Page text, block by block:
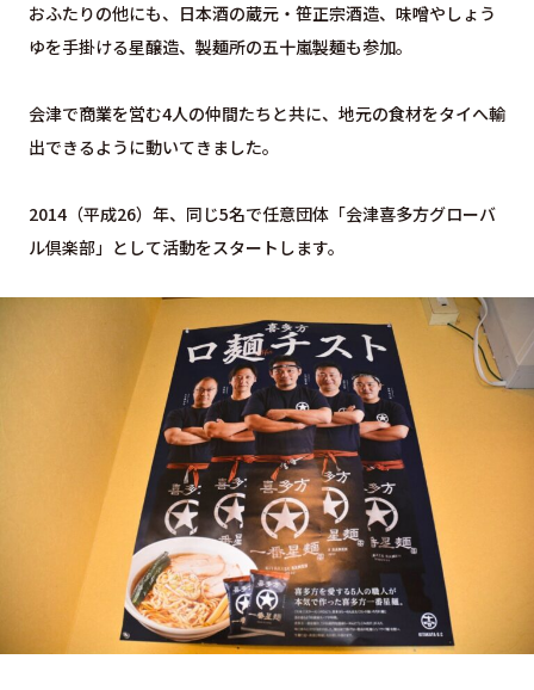
おふたりの他にも、日本酒の蔵元・笹正宗酒造、味噌やしょう
ゆを手掛ける星醸造、製麺所の五十嵐製麺も参加。
会津で商業を営む4人の仲間たちと共に、地元の食材をタイへ輸
出できるように動いてきました。
2014（平成26）年、同じ5名で任意団体「会津喜多方グローバ
ル倶楽部」として活動をスタートします。